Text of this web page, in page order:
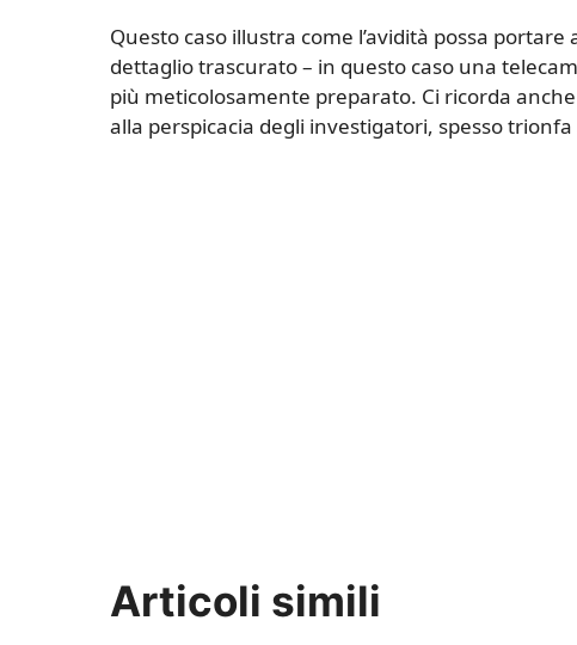
Questo caso illustra come l’avidità possa
dettaglio trascurato – in questo caso una
più meticolosamente preparato. Ci ricorda
alla perspicacia degli investigatori, spesso
Articoli simili